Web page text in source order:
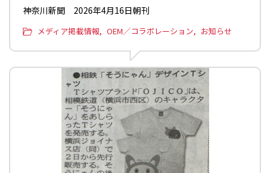
神奈川新聞 2026年4月16日朝刊
メディア掲載情報 OEM／コラボレーション お知らせ